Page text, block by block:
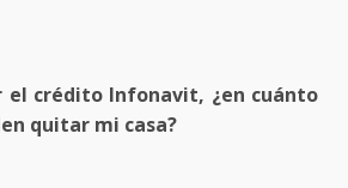
el crédito Infonavit, ¿en cuánto
quitar mi casa?